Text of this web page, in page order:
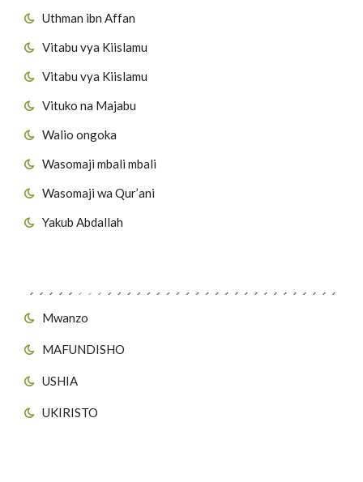
Uthman ibn Affan
Vitabu vya Kiislamu
Vitabu vya Kiislamu
Vituko na Majabu
Walio ongoka
Wasomaji mbali mbali
Wasomaji wa Qur’ani
Yakub Abdallah
Mwanzo
MAFUNDISHO
USHIA
UKIRISTO